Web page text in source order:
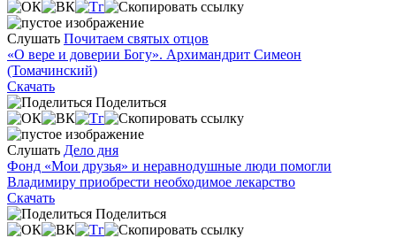
Слушать Почитаем святых отцов
«О вере и доверии Богу». Архимандрит Симеон
(Томачинский)
Скачать
Поделиться
Слушать Дело дня
Фонд «Мои друзья» и неравнодушные люди помогли
Владимиру приобрести необходимое лекарство
Скачать
Поделиться